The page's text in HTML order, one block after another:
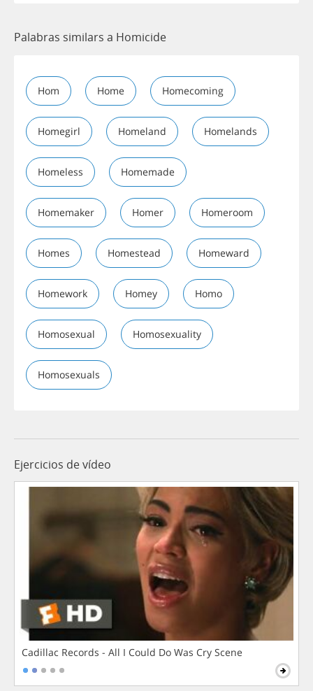
Palabras similars a Homicide
Hom Home Homecoming
Homegirl Homeland Homelands
Homeless Homemade
Homemaker Homer Homeroom
Homes Homestead Homeward
Homework Homey Homo
Homosexual Homosexuality
Homosexuals
Ejercicios de vídeo
Cadillac Records - All I Could Do Was Cry Scene